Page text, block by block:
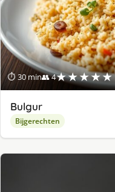
⏱ 30 min👥 4★★★★★
Bulgur
Bijgerechten